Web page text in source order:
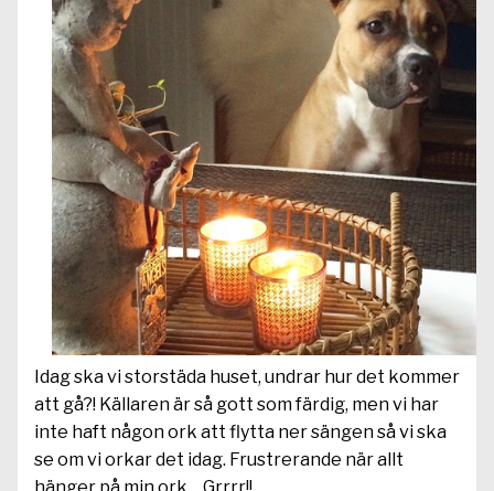
Idag ska vi storstäda huset, undrar hur det kommer
att gå?! Källaren är så gott som färdig, men vi har
inte haft någon ork att flytta ner sängen så vi ska
se om vi orkar det idag. Frustrerande när allt